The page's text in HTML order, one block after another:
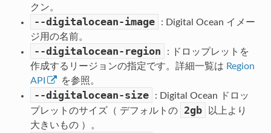
クン。
--digitalocean-image
: Digital Ocean イメー
ジ用の名前。
--digitalocean-region
: ドロップレットを
作成するリージョンの指定です。詳細一覧は Region
API
を参照。
--digitalocean-size
: Digital Ocean ドロッ
プレットのサイズ（ デフォルトの
2gb
以上より
大きいもの ）。